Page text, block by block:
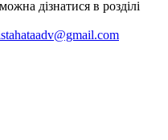
дізнатися в розділі